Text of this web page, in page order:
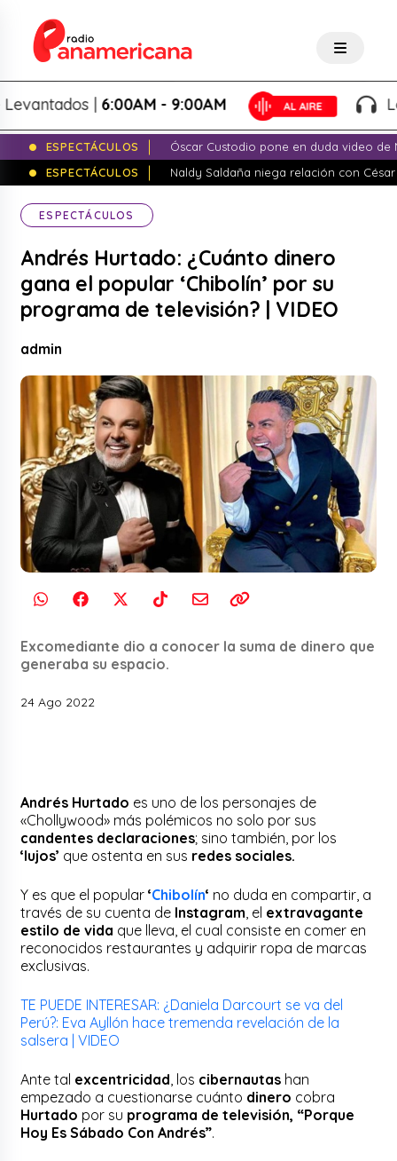
|6:00AM - 9:00AM Lo
ESPECTÁCULOS
Óscar Custodio pone en duda video de
ESPECTÁCULOS
Naldy Saldaña niega relación con
ESPECTÁCULOS
Andrés Hurtado: ¿Cuánto dinero
gana el popular ‘Chibolín’ por su
programa de televisión? | VIDEO
admin
Excomediante dio a conocer la suma de dinero que
generaba su espacio.
24 Ago 2022
Andrés Hurtado es uno de los personajes de
«Chollywood» más polémicos no solo por sus
candentes declaraciones; sino también, por los
‘lujos’ que ostenta en sus redes sociales.
Y es que el popular‘Chibolín‘ no duda en compartir, a
través de su cuenta de Instagram , el extravagante
estilo de vida que lleva, el cual consiste en comer en
reconocidos restaurantes y adquirir ropa de marcas
exclusivas.
TE PUEDE INTERESAR: ¿Daniela Darcourt se va del
Perú?: Eva Ayllón hace tremenda revelación de la
salsera | VIDEO
Ante tal excentricidad , los cibernautas han
empezado a cuestionarse cuánto dinero cobra
Hurtado por su programa de televisión, “Porque
Hoy Es Sábado Con Andrés”.